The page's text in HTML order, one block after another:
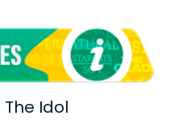
The Idol